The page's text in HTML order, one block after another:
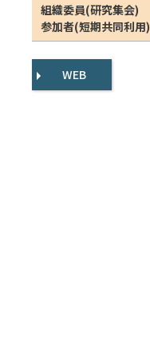
組織委員(研究集会)
参加者(短期共同利用)
WEB